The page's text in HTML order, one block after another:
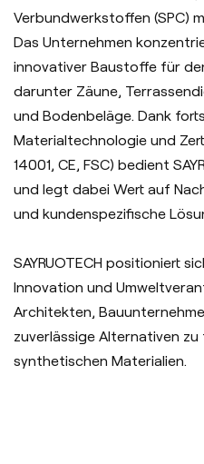
Verbundwerkstoffen (SPC)
Das Unternehmen
innovativer Baustoffe für
darunter Zäune,
und Bodenbeläge. Dank
Materialtechnologie und
14001, CE, FSC) bedient
und legt dabei Wert auf
und kundenspezifische
SAYRUOTECH positioniert
Innovation und
Architekten,
zuverlässige Alternativen
synthetischen Materialien.